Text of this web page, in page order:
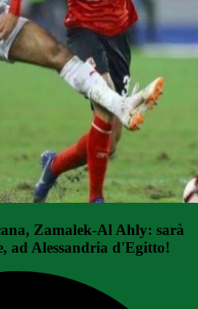
Zamalek-Al Ahly: sarà
ad Alessandria d'Egitto!